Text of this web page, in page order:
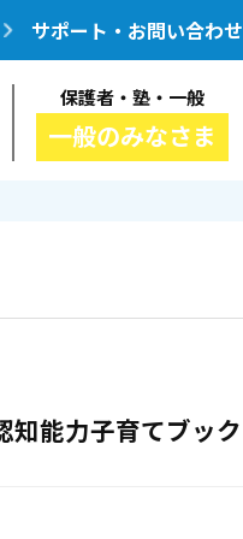
サポート・お問い合わせ
保護者・塾・一般
一般のみなさま
能力子育てブック